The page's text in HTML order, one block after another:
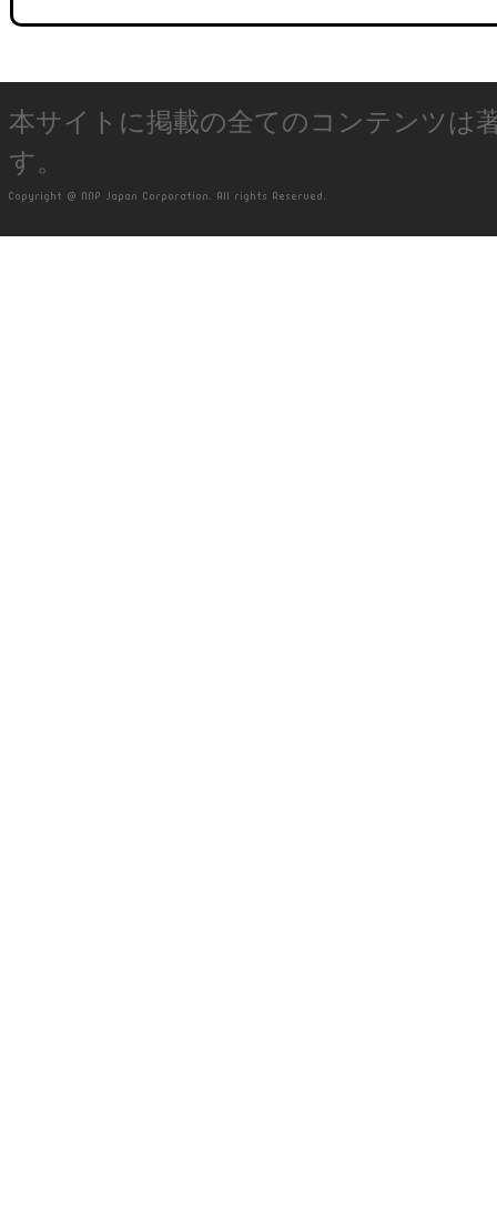
本サイトに掲載の全てのコンテンツは
す。